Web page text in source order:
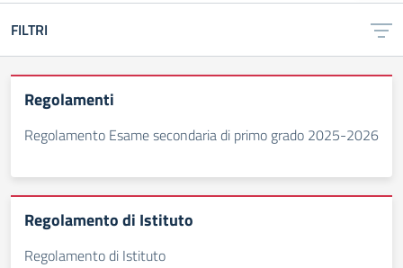
FILTRI
Regolamenti
Regolamento Esame secondaria di primo grado 2025-2026
Regolamento di Istituto
Regolamento di Istituto